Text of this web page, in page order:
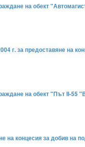
на обект
г. за предоставяне на
на обект "Път ІІ-55
на концесия за добив на